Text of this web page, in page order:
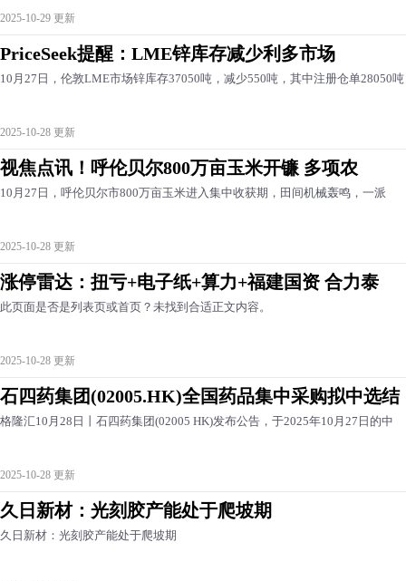
2025-10-29 更新
PriceSeek提醒：LME锌库存减少利多市场
10月27日，伦敦LME市场锌库存37050吨，减少550吨，其中注册仓单28050吨
2025-10-28 更新
视焦点讯！呼伦贝尔800万亩玉米开镰 多项农
10月27日，呼伦贝尔市800万亩玉米进入集中收获期，田间机械轰鸣，一派
2025-10-28 更新
涨停雷达：扭亏+电子纸+算力+福建国资 合力泰
此页面是否是列表页或首页？未找到合适正文内容。
2025-10-28 更新
石四药集团(02005.HK)全国药品集中采购拟中选结
格隆汇10月28日丨石四药集团(02005 HK)发布公告，于2025年10月27日的中
2025-10-28 更新
久日新材：光刻胶产能处于爬坡期
久日新材：光刻胶产能处于爬坡期